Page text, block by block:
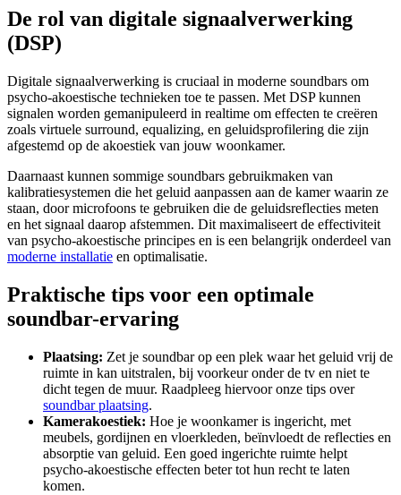
De rol van digitale signaalverwerking
(DSP)
Digitale signaalverwerking is cruciaal in moderne soundbars om
psycho-akoestische technieken toe te passen. Met DSP kunnen
signalen worden gemanipuleerd in realtime om effecten te creëren
zoals virtuele surround, equalizing, en geluidsprofilering die zijn
afgestemd op de akoestiek van jouw woonkamer.
Daarnaast kunnen sommige soundbars gebruikmaken van
kalibratiesystemen die het geluid aanpassen aan de kamer waarin ze
staan, door microfoons te gebruiken die de geluidsreflecties meten
en het signaal daarop afstemmen. Dit maximaliseert de effectiviteit
van psycho-akoestische principes en is een belangrijk onderdeel van
moderne installatie en optimalisatie.
Praktische tips voor een optimale
soundbar-ervaring
Plaatsing: Zet je soundbar op een plek waar het geluid vrij de
ruimte in kan uitstralen, bij voorkeur onder de tv en niet te
dicht tegen de muur. Raadpleeg hiervoor onze tips over
soundbar plaatsing.
Kamerakoestiek: Hoe je woonkamer is ingericht, met
meubels, gordijnen en vloerkleden, beïnvloedt de reflecties en
absorptie van geluid. Een goed ingerichte ruimte helpt
psycho-akoestische effecten beter tot hun recht te laten
komen.